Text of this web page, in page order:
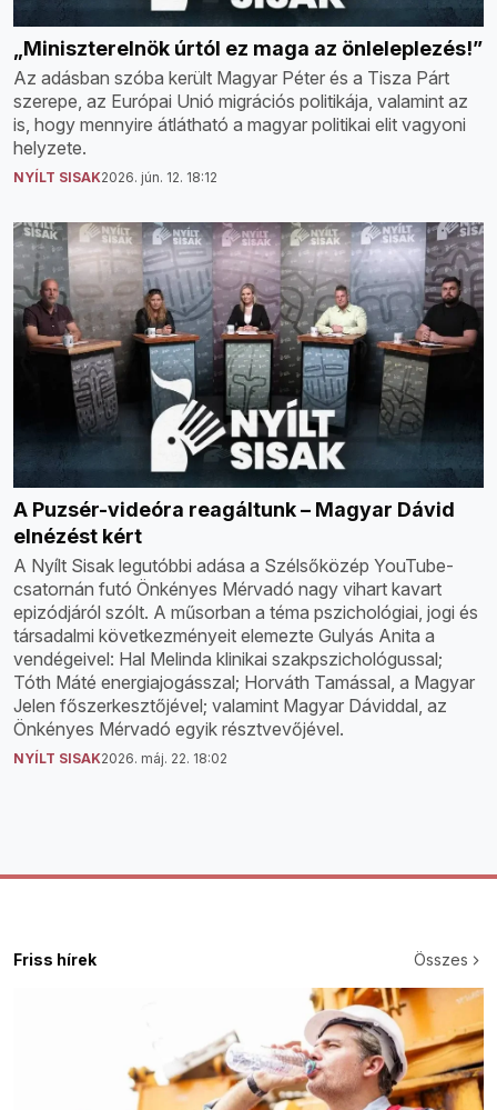
„Miniszterelnök úrtól ez maga az önleleplezés!”
Az adásban szóba került Magyar Péter és a Tisza Párt
szerepe, az Európai Unió migrációs politikája, valamint az
is, hogy mennyire átlátható a magyar politikai elit vagyoni
helyzete.
NYÍLT SISAK2026. jún. 12. 18:12
A Puzsér-videóra reagáltunk – Magyar Dávid
elnézést kért
A Nyílt Sisak legutóbbi adása a Szélsőközép YouTube-
csatornán futó Önkényes Mérvadó nagy vihart kavart
epizódjáról szólt. A műsorban a téma pszichológiai, jogi és
társadalmi következményeit elemezte Gulyás Anita a
vendégeivel: Hal Melinda klinikai szakpszichológussal;
Tóth Máté energiajogásszal; Horváth Tamással, a Magyar
Jelen főszerkesztőjével; valamint Magyar Dáviddal, az
Önkényes Mérvadó egyik résztvevőjével.
NYÍLT SISAK2026. máj. 22. 18:02
Friss hírek Összes